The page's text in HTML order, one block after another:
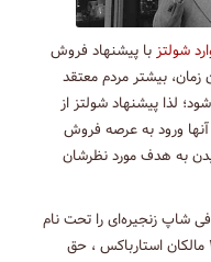
شولتزبا پیشنهاد فروش
بیشتر مردم معتقد
لذا پیشنهاد شولتز از
ورود به عرصه فروش
به هدف مورد نظرشان
کافی شاپ زنجیره‌ای را تحت نام
جورناله» تأسیس نمود . در سال ۱۹۸۷ مالکان استارباکس ، حق